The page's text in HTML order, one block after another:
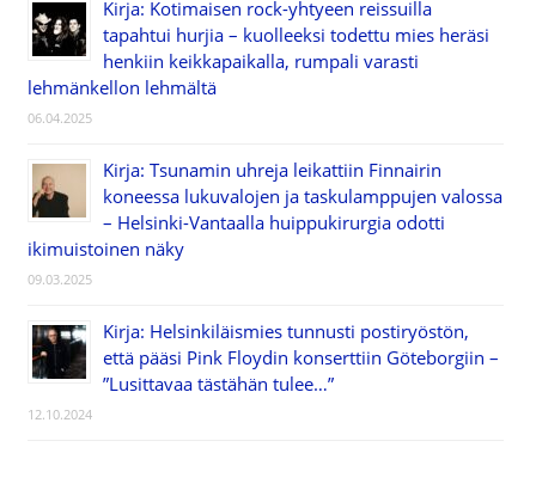
Kirja: Kotimaisen rock-yhtyeen reissuilla
tapahtui hurjia – kuolleeksi todettu mies heräsi
henkiin keikkapaikalla, rumpali varasti
lehmänkellon lehmältä
06.04.2025
Kirja: Tsunamin uhreja leikattiin Finnairin
koneessa lukuvalojen ja taskulamppujen valossa
– Helsinki-Vantaalla huippukirurgia odotti
ikimuistoinen näky
09.03.2025
Kirja: Helsinkiläismies tunnusti postiryöstön,
että pääsi Pink Floydin konserttiin Göteborgiin –
”Lusittavaa tästähän tulee…”
12.10.2024